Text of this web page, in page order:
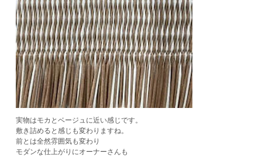
実物はモカとベージュに近い感じです。
敷き詰めると感じも変わりますね。
前とは全然雰囲気も変わり
モダンな仕上がりにオーナーさんも